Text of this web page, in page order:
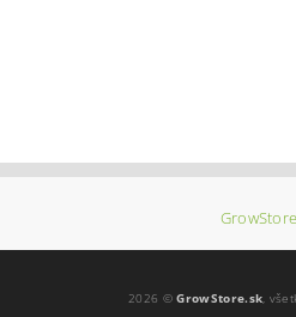
2026 ©GrowStore.sk,